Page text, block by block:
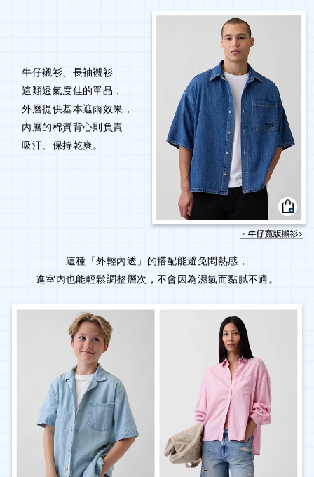
牛仔襯衫、長袖襯衫
這類透氣度佳的單品，
外層提供基本遮雨效果，
內層的棉質背心則負責
吸汗、保持乾爽。
這種「外輕內透」的搭配能避免悶熱感，
進室內也能輕鬆調整層次，不會因為濕氣而黏膩不適。